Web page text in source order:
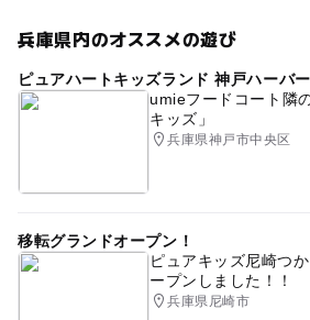
兵庫県内のオススメの遊び
ピュアハートキッズランド 神戸ハーバ
umieフードコート隣
キッズ」
兵庫県神戸市中央区
移転グランドオープン！
ピュアキッズ尼崎つ
ープンしました！！
兵庫県尼崎市